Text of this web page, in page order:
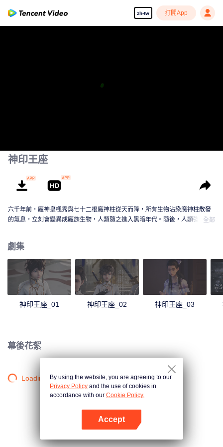
zh-tw 打開App
神印王座
六千年前，魔神皇楓秀與七十二根魔神柱從天而降，所有生物沾染魔神柱散發
的氣息，立刻會變異成魔族生物，人類隨之進入黑暗年代。隨後，人類強者自
中，奇遇，詭計，命運般的愛情與友情不斷在他身上上演。龍皓晨堅守騎士精
神，通過自己的人格與努力，贏得他人認可。他先是與六大聖殿其他天才少年
組成“1號獵魔團”對抗魔族，為人類的生存與尊嚴奮戰。同時不惜獻出生命，守
護自己的夥伴與最珍貴的愛人。而世界的局勢變化難測，更多的陰謀在醞釀，
更深的祕密也等著他卻揭開。 而最終龍皓晨是否能贏得神印王座的認可，登上
騎士聖殿的最高榮耀，同時他又是否能面對所有真相揭開的那一刻，化解整個
世界最大的危機，一切都有待揭曉。
全部
劇集
神印王座_01 神印王座_02 神印王座_03
幕後花絮
Loading…By using the website, you are agreeing to our
Privacy Policy and the use of cookies in
accordance with our Cookie Policy.
Accept